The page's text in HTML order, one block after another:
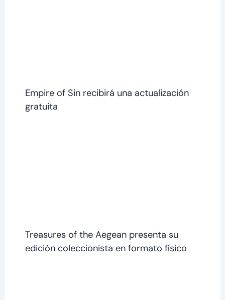
Empire of Sin recibirá una actualización
gratuita
Treasures of the Aegean presenta su
edición coleccionista en formato físico